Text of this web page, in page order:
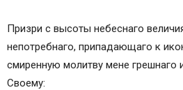
Призри с высоты небеснаго
непотребнаго, припадающаго к
смиренную молитву мене грешнаго
Своему: